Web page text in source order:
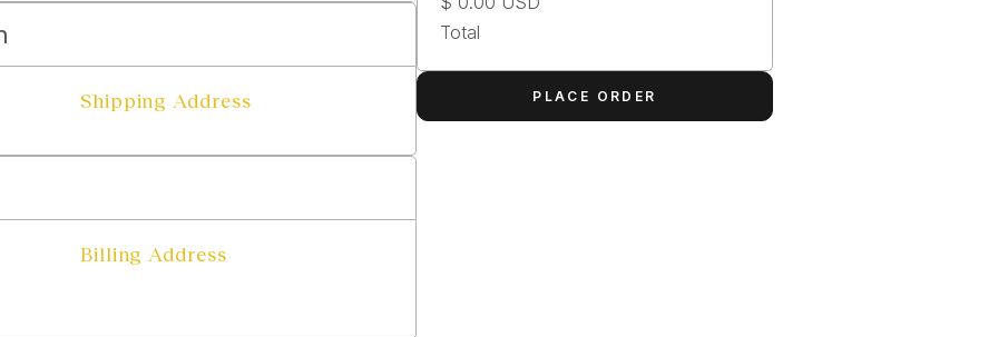
Shipping Address
Billing Address
Total
PLACE ORDER